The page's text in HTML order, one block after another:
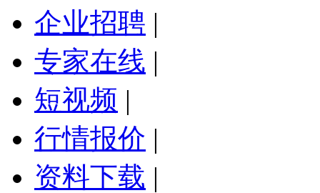
企业招聘 |
专家在线 |
短视频 |
行情报价 |
资料下载 |